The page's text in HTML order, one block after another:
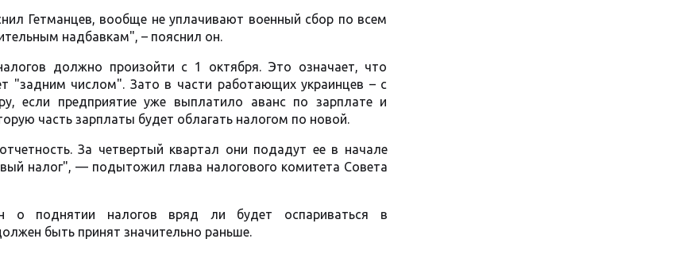
Гетманцев, вообще не уплачивают военный сбор по всем
надбавкам", – пояснил он.
должно произойти с 1 октября. Это означает, что
"задним числом". Зато в части работающих украинцев – с
если предприятие уже выплатило аванс по зарплате и
часть зарплаты будет облагать налогом по новой.
За четвертый квартал они подадут ее в начале
налог", — подытожил глава налогового комитета Совета
о поднятии налогов вряд ли будет оспариваться в
быть принят значительно раньше.